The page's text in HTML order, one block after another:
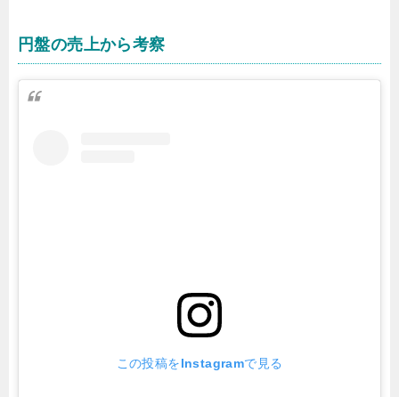
円盤の売上から考察
この投稿をInstagramで見る